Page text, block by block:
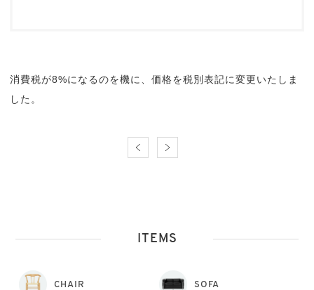
消費税が8%になるのを機に、価格を税別表記に変更いたしま
した。
ITEMS
CHAIR SOFA